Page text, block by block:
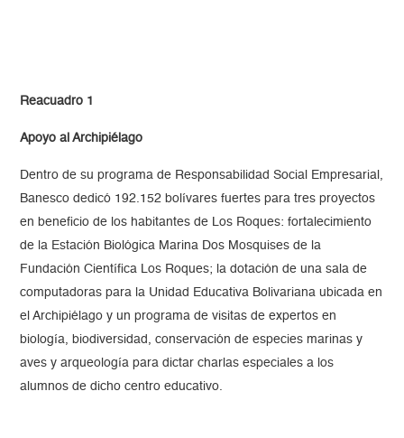
Reacuadro 1
Apoyo al Archipiélago
Dentro de su programa de Responsabilidad Social Empresarial,
Banesco dedicó 192.152 bolívares fuertes para tres proyectos
en beneficio de los habitantes de Los Roques: fortalecimiento
de la Estación Biológica Marina Dos Mosquises de la
Fundación Científica Los Roques; la dotación de una sala de
computadoras para la Unidad Educativa Bolivariana ubicada en
el Archipiélago y un programa de visitas de expertos en
biología, biodiversidad, conservación de especies marinas y
aves y arqueología para dictar charlas especiales a los
alumnos de dicho centro educativo.